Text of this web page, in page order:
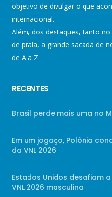
objetivo de divulgar o que
internacional.
Além, dos destaques, tanto
de praia, a grande sacada de
de A a Z
RECENTES
Brasil perde mais uma no
Em um jogaço, Polônia
da VNL 2026
Estados Unidos desafiam
VNL 2026 masculina